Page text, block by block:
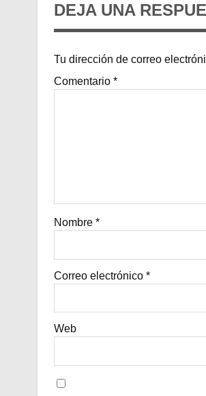
DEJA UNA
Tu dirección de correo
Comentario *
Nombre *
Correo electrónico *
Web